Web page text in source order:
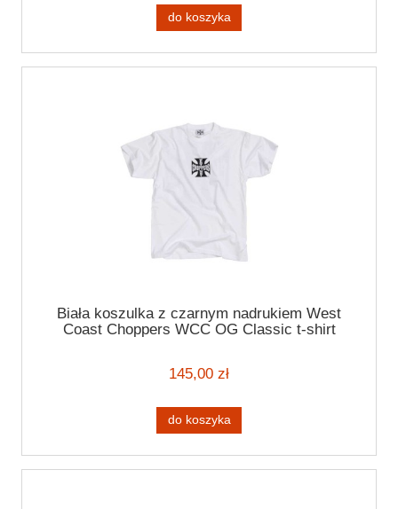
do koszyka
Biała koszulka z czarnym nadrukiem West
Coast Choppers WCC OG Classic t-shirt
145,00 zł
do koszyka